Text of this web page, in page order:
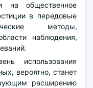
на общественное
в передовые
методы,
наблюдения,
использования
вероятно, станет
расширению